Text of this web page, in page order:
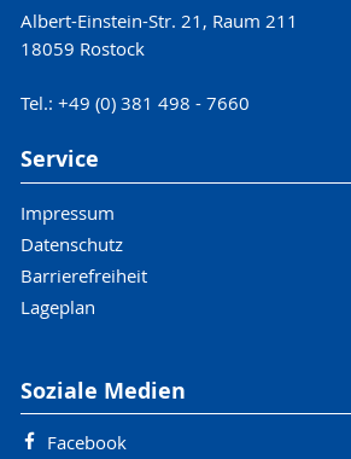
Albert-Einstein-Str. 21, Raum 211
18059 Rostock
Tel.: +49 (0) 381 498 - 7660
Service
Impressum
Datenschutz
Barrierefreiheit
Lageplan
Soziale Medien
Facebook